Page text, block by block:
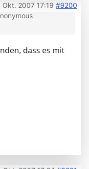
Okt. 2007 17:19 #9200
dass es mit